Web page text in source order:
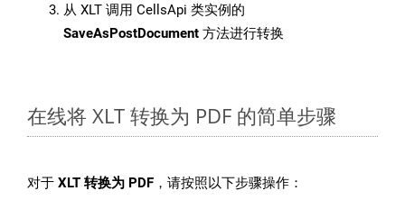
从 XLT 调用 CellsApi 类实例的
SaveAsPostDocument 方法进行转换
在线将 XLT 转换为 PDF 的简单步骤
对于 XLT 转换为 PDF ，请按照以下步骤操作：